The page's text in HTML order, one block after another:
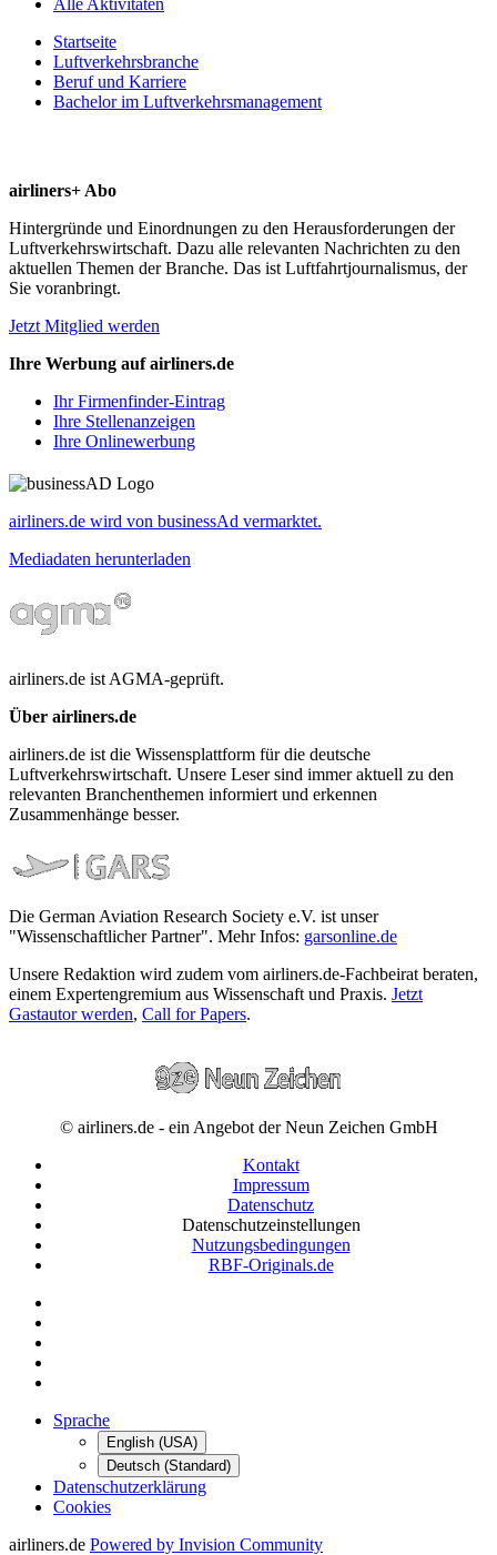
Startseite
Luftverkehrsbranche
Beruf und Karriere
Bachelor im Luftverkehrsmanagement
airliners+ Abo
Hintergründe und Einordnungen zu den Herausforderungen der
Luftverkehrswirtschaft. Dazu alle relevanten Nachrichten zu den
aktuellen Themen der Branche. Das ist Luftfahrtjournalismus, der
Sie voranbringt.
Jetzt Mitglied werden
Ihre Werbung auf airliners.de
Ihr Firmenfinder-Eintrag
Ihre Stellenanzeigen
Ihre Onlinewerbung
airliners.de wird von businessAd vermarktet.
Mediadaten herunterladen
airliners.de ist AGMA-geprüft.
Über airliners.de
airliners.de ist die Wissensplattform für die deutsche
Luftverkehrswirtschaft. Unsere Leser sind immer aktuell zu den
relevanten Branchenthemen informiert und erkennen
Zusammenhänge besser.
Die German Aviation Research Society e.V. ist unser
"Wissenschaftlicher Partner". Mehr Infos: garsonline.de
Unsere Redaktion wird zudem vom airliners.de-Fachbeirat beraten,
einem Expertengremium aus Wissenschaft und Praxis. Jetzt
Gastautor werden, Call for Papers.
© airliners.de - ein Angebot der Neun Zeichen GmbH
Kontakt
Impressum
Datenschutz
Datenschutzeinstellungen
Nutzungsbedingungen
RBF-Originals.de
Sprache
English (USA)
Deutsch (Standard)
Datenschutzerklärung
Cookies
airliners.de Powered by Invision Community